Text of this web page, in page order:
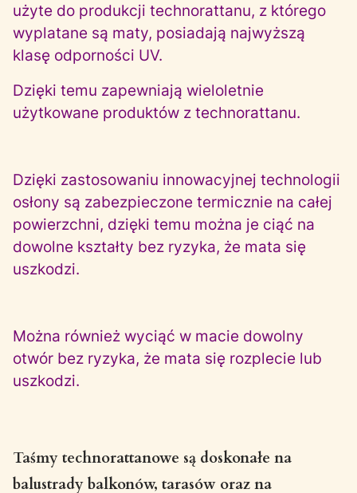
użyte do produkcji technorattanu, z którego
wyplatane są maty, posiadają najwyższą
klasę odporności UV.
Dzięki temu zapewniają wieloletnie
użytkowane produktów z technorattanu.
Dzięki zastosowaniu innowacyjnej technologii
osłony są zabezpieczone termicznie na całej
powierzchni, dzięki temu można je ciąć na
dowolne kształty bez ryzyka, że mata się
uszkodzi.
Można również wyciąć w macie dowolny
otwór bez ryzyka, że mata się rozplecie lub
uszkodzi.
Taśmy technorattanowe są doskonałe na
balustrady balkonów, tarasów oraz na